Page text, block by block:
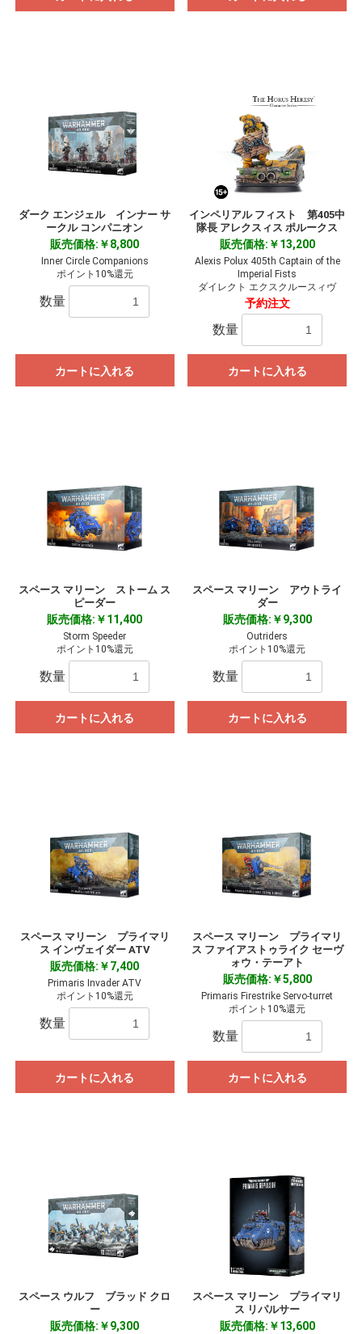
ダーク エンジェル インナー サ
ークル コンパニオン
販売価格:￥8,800
Inner Circle Companions
ポイント10%還元
数量
カートに入れる
インペリアル フィスト 第405中
隊長 アレクスィス ポルークス
販売価格:￥13,200
Alexis Polux 405th Captain of the
Imperial Fists
ダイレクト エクスクルースィヴ
予約注文
数量
カートに入れる
スペース マリーン ストーム ス
ピーダー
販売価格:￥11,400
Storm Speeder
ポイント10%還元
数量
カートに入れる
スペース マリーン アウトライ
ダー
販売価格:￥9,300
Outriders
ポイント10%還元
数量
カートに入れる
スペース マリーン プライマリ
ス インヴェイダー ATV
販売価格:￥7,400
Primaris Invader ATV
ポイント10%還元
数量
カートに入れる
スペース マリーン プライマリ
ス ファイアストゥライク セーヴ
ォウ・テーアト
販売価格:￥5,800
Primaris Firestrike Servo-turret
ポイント10%還元
数量
カートに入れる
スペース ウルフ ブラッド クロ
ー
販売価格:￥9,300
スペース マリーン プライマリ
ス リパルサー
販売価格:￥13,600